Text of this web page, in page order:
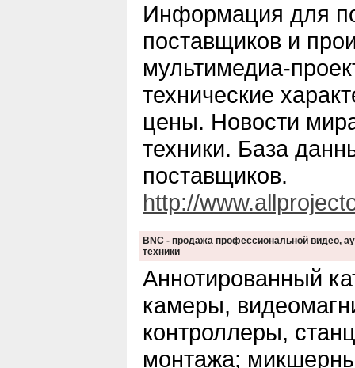
Информация для
поставщиков и
мультимедиа-
технические
цены. Новости
техники. База
поставщиков.
http://
BNC - продажа профессиональной видео,
техники
Аннотированный
камеры,
контроллеры,
монтажа;